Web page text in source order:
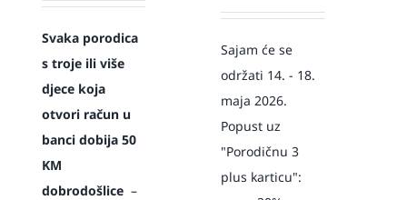
Svaka porodica
s troje ili više
djece koja
otvori račun u
banci dobija 50
KM
dobrodošlice–
Sajam će se
održati 14. - 18.
maja 2026.
Popust uz
"Porodičnu 3
plus karticu":